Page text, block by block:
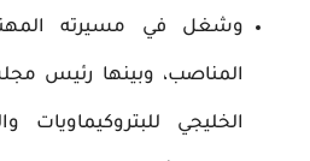
وشغل في مسيرته
المناصب، وبينها رئيس
الخليجي للبتروكيماويات